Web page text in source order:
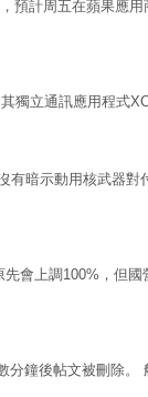
預計周五在蘋果應
獨立通訊應用程式
有暗示動用核武器對
會上調100%，但
分鐘後帖文被刪除。